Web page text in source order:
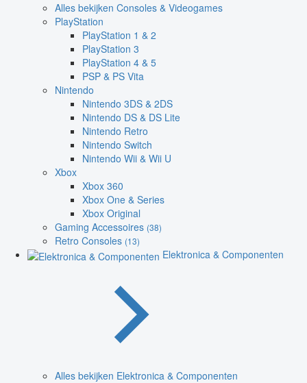
Alles bekijken Consoles & Videogames
PlayStation
PlayStation 1 & 2
PlayStation 3
PlayStation 4 & 5
PSP & PS Vita
Nintendo
Nintendo 3DS & 2DS
Nintendo DS & DS Lite
Nintendo Retro
Nintendo Switch
Nintendo Wii & Wii U
Xbox
Xbox 360
Xbox One & Series
Xbox Original
Gaming Accessoires (38)
Retro Consoles (13)
Elektronica & Componenten
Alles bekijken Elektronica & Componenten